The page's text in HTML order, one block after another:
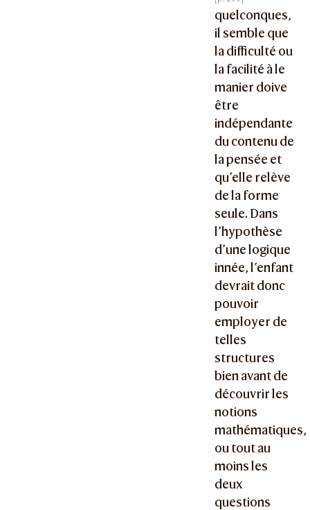
quelconques,
il semble que
la difficulté ou
la facilité à le
manier doive
être
indépendante
du contenu de
la pensée et
qu’elle relève
de la forme
seule. Dans
l’hypothèse
d’une logique
innée, l’enfant
devrait donc
pouvoir
employer de
telles
structures
bien avant de
découvrir les
notions
mathématiques,
ou tout au
moins les
deux
questions